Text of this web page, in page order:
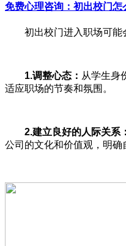
免费心理咨询：初出校门怎
初出校门进入职场可能会
1.调整心态： 从学生身
适应职场的节奏和氛围。
2.建立良好的人际关系：
公司的文化和价值观，明确